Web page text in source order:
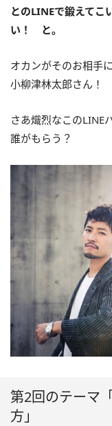
とのLINEで鍛えて
い！ と。
オカンがそのお相手
小柳津林太郎さん！
さあ熾烈なこのLINE
誰がもらう？
第2回のテーマ
方」